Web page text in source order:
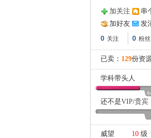
加关注
串
加好友
发
0 关注 0 粉丝
已卖： 129份资
学科带头人
还不是VIP/贵宾
威望 10 级